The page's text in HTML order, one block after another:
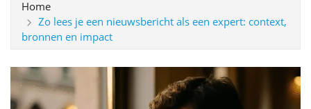
Home
Zo lees je een nieuwsbericht als een expert: context,
bronnen en impact